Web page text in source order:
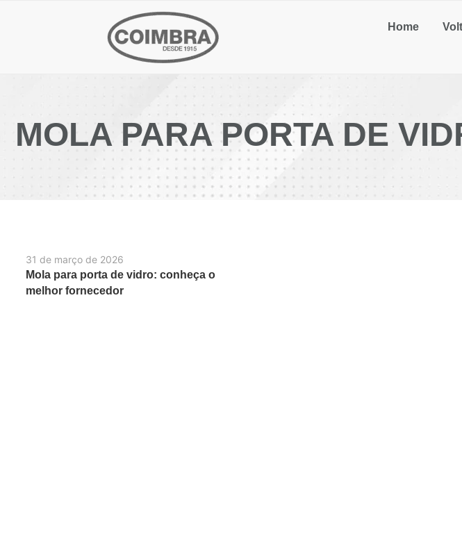
Home
MOLA PARA PORTA DE
31 de março de 2026
Mola para porta de vidro: conheça o
melhor fornecedor